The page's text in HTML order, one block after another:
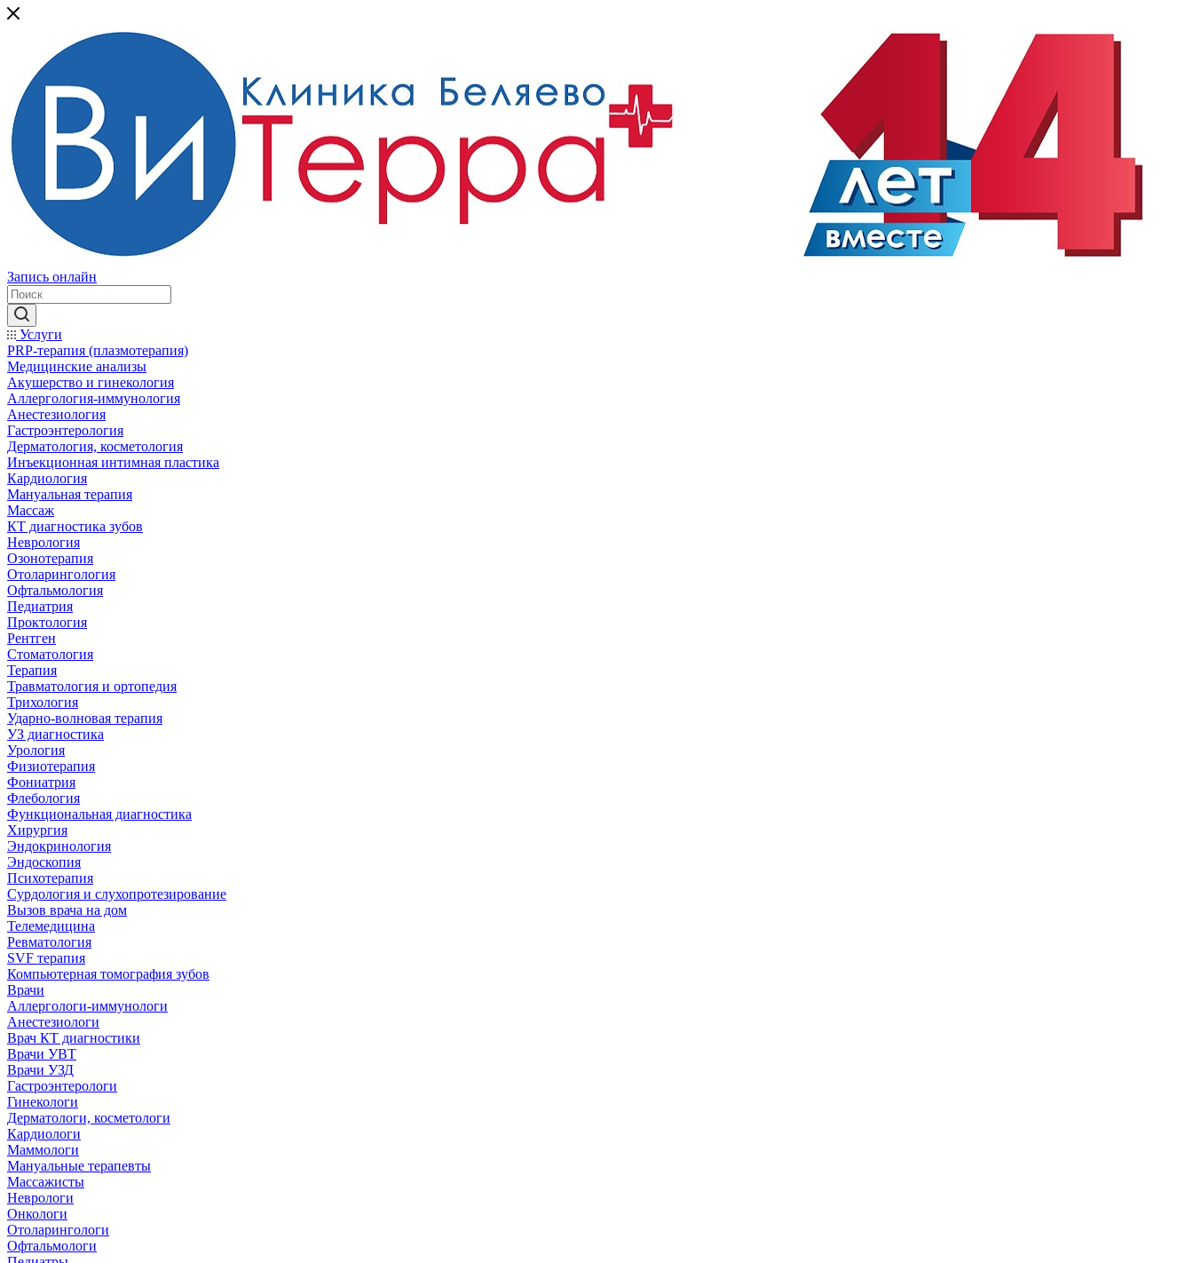
Запись онлайн
Услуги
PRP-терапия (плазмотерапия)
Медицинские анализы
Акушерство и гинекология
Аллергология-иммунология
Анестезиология
Гастроэнтерология
Дерматология, косметология
Инъекционная интимная пластика
Кардиология
Мануальная терапия
Массаж
КТ диагностика зубов
Неврология
Озонотерапия
Отоларингология
Офтальмология
Педиатрия
Проктология
Рентген
Стоматология
Терапия
Травматология и ортопедия
Трихология
Ударно-волновая терапия
УЗ диагностика
Урология
Физиотерапия
Фониатрия
Флебология
Функциональная диагностика
Хирургия
Эндокринология
Эндоскопия
Психотерапия
Сурдология и слухопротезирование
Вызов врача на дом
Телемедицина
Ревматология
SVF терапия
Компьютерная томография зубов
Врачи
Аллергологи-иммунологи
Анестезиологи
Врач КТ диагностики
Врачи УВТ
Врачи УЗД
Гастроэнтерологи
Гинекологи
Дерматологи, косметологи
Кардиологи
Маммологи
Мануальные терапевты
Массажисты
Неврологи
Онкологи
Отоларингологи
Офтальмологи